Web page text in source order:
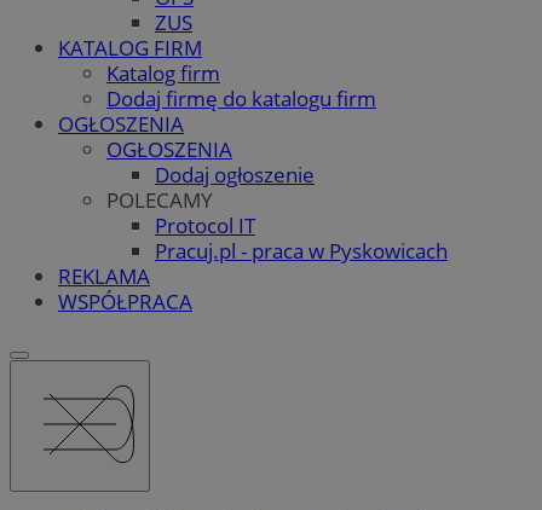
ZUS
KATALOG FIRM
Katalog firm
Dodaj firmę do katalogu firm
OGŁOSZENIA
OGŁOSZENIA
Dodaj ogłoszenie
POLECAMY
Protocol IT
Pracuj.pl - praca w Pyskowicach
REKLAMA
WSPÓŁPRACA